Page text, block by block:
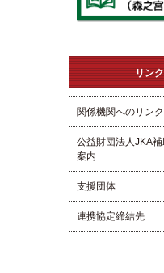
リンク
関係機関へのリンク
公益財団法人JKA
案内
支援団体
連携協定締結先